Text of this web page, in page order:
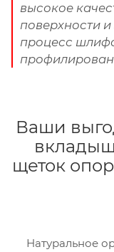
высокое
поверхности
процесс
Ваши
щеток
Натуральное